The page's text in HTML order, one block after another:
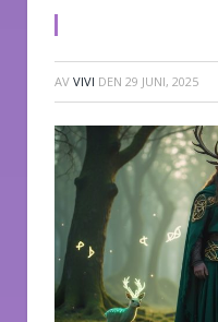
AV VIVI DEN 29 JUNI, 2025